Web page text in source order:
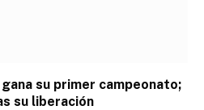
su primer campeonato;
su liberación